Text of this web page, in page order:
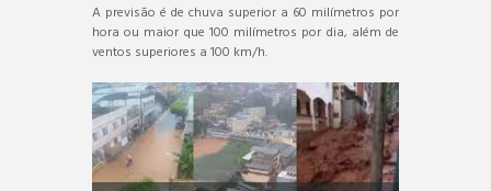
A previsão é de chuva superior a 60 milímetros por
hora ou maior que 100 milímetros por dia, além de
ventos superiores a 100 km/h.